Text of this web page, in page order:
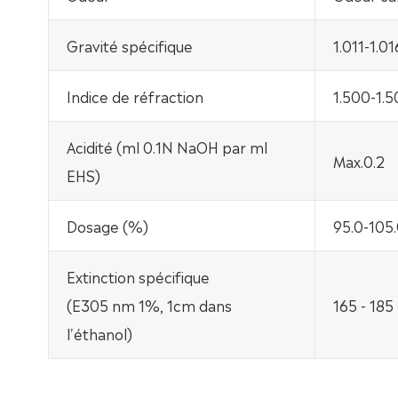
Gravité spécifique 1.011-
Indice de réfraction 1.500-
Acidité (ml 0.1N NaOH par ml
EHS)
Max.0.2
Dosage (%) 95.0-
Extinction spécifique
(E305 nm 1%, 1cm dans
l'éthanol)
165 - 185